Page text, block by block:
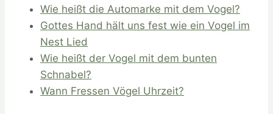
Wie heißt die Automarke mit dem Vogel?
Gottes Hand hält uns fest wie ein Vogel im
Nest Lied
Wie heißt der Vogel mit dem bunten
Schnabel?
Wann Fressen Vögel Uhrzeit?